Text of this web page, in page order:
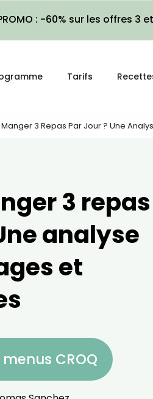
: -60% sur les offres 3
Tarifs
3 Repas Par Jour ? Une
3 repas
analyse
et
menus CROQ